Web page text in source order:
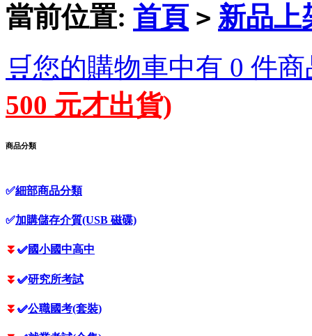
當前位置: 首頁 > 新品上
🛒您的購物車中有 0 件
500 元才出貨)
商品分類
✅細部商品分類
✅加購儲存介質(USB 磁碟)
⏬ ✅國小國中高中
⏬ ✅研究所考試
⏬ ✅公職國考(套裝)